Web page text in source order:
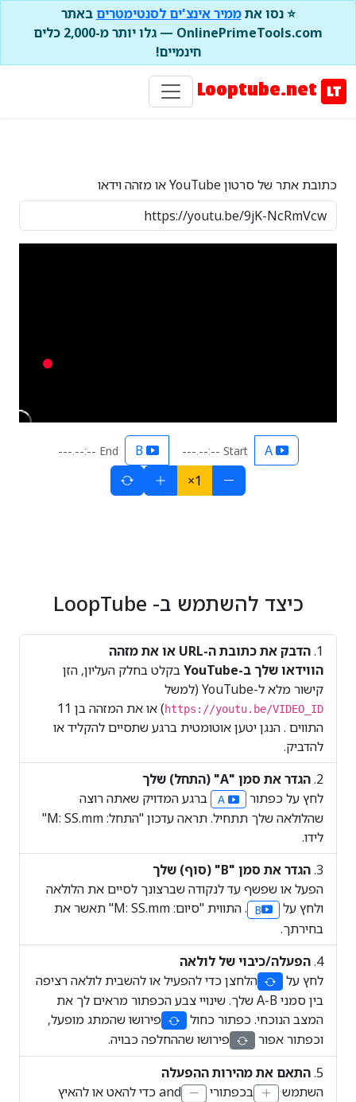
⭐ נסו אתממיר אינצ'ים לסנטימטרים באתר
OnlinePrimeTools.com — גלו יותר מ-2,000 כלים
חינמיים!
כתובת אתר של סרטון YouTube או מזהה וידאו
A
Start --:--.---
End --:--.---
1×
כיצד להשתמש ב- LoopTube
הדבק את כתובת ה-URL או את מזהה
הווידאו שלך ב-YouTube
בקלט בחלק העליון, הזן
קישור מלא ל-YouTube (למשל
https://youtu.be/VIDEO_ID
) או את המזהה בן 11
התווים . הנגן יטען אוטומטית ברגע שתסיים להקליד או
להדביק.
הגדר את סמן "A" (התחל) שלך
לחץ על כפתור
A
ברגע המדויק שאתה רוצה
שהלולאה שלך תתחיל. תראה עדכון "התחל: M: SS.mm"
לידו.
הגדר את סמן "B" (סוף) שלך
הפעל או שפשף עד לנקודה שברצונך לסיים את הלולאה
ולחץ על
B
. התווית "סיום: M: SS.mm" תאשר את
בחירתך.
הפעלה/כיבוי של לולאה
לחץ על
הלחצן כדי להפעיל או להשבית לולאה רציפה
בין סמני A-B שלך. שינויי צבע הכפתור מראים לך את
המצב הנוכחי. כפתור כחול
פירושו שהמתג מופעל,
וכפתור אפור
פירושו שההחלפה כבויה.
התאם את מהירות ההפעלה
השתמש
בכפתורי
and כדי להאט או להאיץ